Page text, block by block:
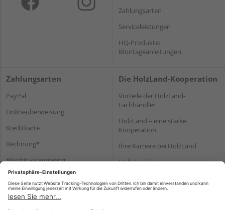
Zahlungsarten
Serviceleistungen
HQ-Produkte:
Montageanleitungen
Zahlungsarten
PayPal
Onlineüberweisung
Kreditkarte
Rechnung*
*Bonität vorausgesetzt
Die HolzLand-Kooperation
Vorteile der HolzLand-
Fachhändler
HolzLand – eine starke
Kooperation
Ihre Karriere bei HolzLand
Holz-Lexikon